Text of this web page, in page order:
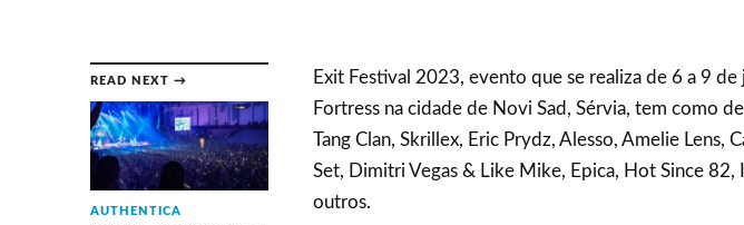
READ NEXT →
AUTHENTICA
Exit Festival 2023, evento que se realiza de 6 a 9
Fortress na cidade de Novi Sad, Sérvia, tem como
Tang Clan, Skrillex, Eric Prydz, Alesso, Amelie Lens,
Set, Dimitri Vegas & Like Mike, Epica, Hot Since 82,
outros.